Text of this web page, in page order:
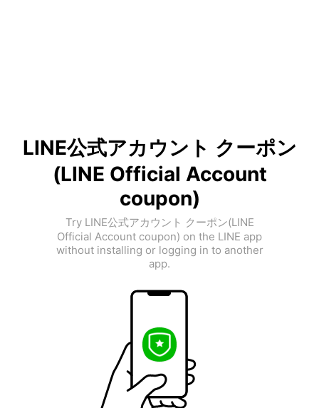
LINE公式アカウント クーポン
(LINE Official Account
coupon)
Try LINE公式アカウント クーポン(LINE
Official Account coupon) on the LINE app
without installing or logging in to another
app.